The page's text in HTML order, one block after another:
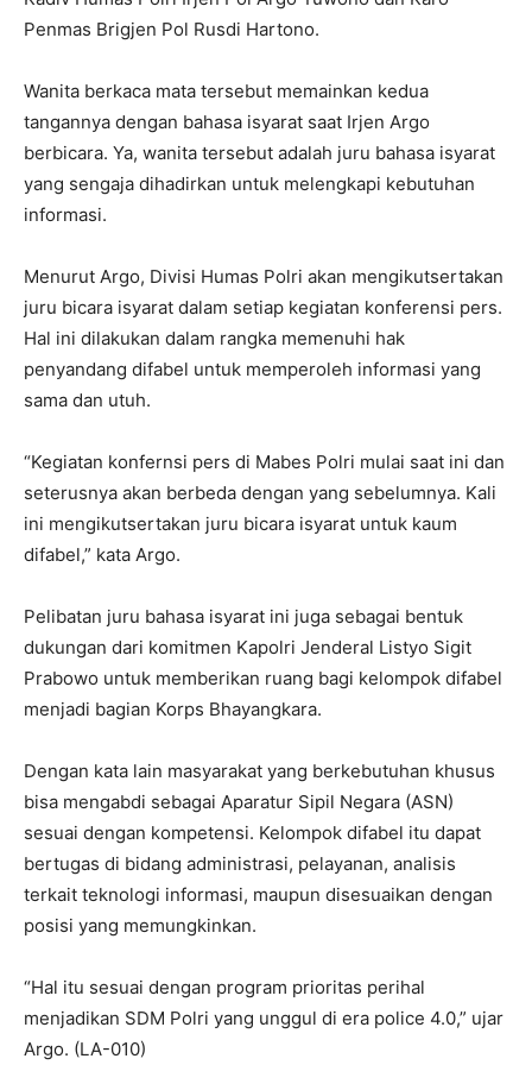
Penmas Brigjen Pol Rusdi Hartono.
Wanita berkaca mata tersebut memainkan kedua
tangannya dengan bahasa isyarat saat Irjen Argo
berbicara. Ya, wanita tersebut adalah juru bahasa isyarat
yang sengaja dihadirkan untuk melengkapi kebutuhan
informasi.
Menurut Argo, Divisi Humas Polri akan mengikutsertakan
juru bicara isyarat dalam setiap kegiatan konferensi pers.
Hal ini dilakukan dalam rangka memenuhi hak
penyandang difabel untuk memperoleh informasi yang
sama dan utuh.
“Kegiatan konfernsi pers di Mabes Polri mulai saat ini dan
seterusnya akan berbeda dengan yang sebelumnya. Kali
ini mengikutsertakan juru bicara isyarat untuk kaum
difabel,” kata Argo.
Pelibatan juru bahasa isyarat ini juga sebagai bentuk
dukungan dari komitmen Kapolri Jenderal Listyo Sigit
Prabowo untuk memberikan ruang bagi kelompok difabel
menjadi bagian Korps Bhayangkara.
Dengan kata lain masyarakat yang berkebutuhan khusus
bisa mengabdi sebagai Aparatur Sipil Negara (ASN)
sesuai dengan kompetensi. Kelompok difabel itu dapat
bertugas di bidang administrasi, pelayanan, analisis
terkait teknologi informasi, maupun disesuaikan dengan
posisi yang memungkinkan.
“Hal itu sesuai dengan program prioritas perihal
menjadikan SDM Polri yang unggul di era police 4.0,” ujar
Argo. (LA-010)